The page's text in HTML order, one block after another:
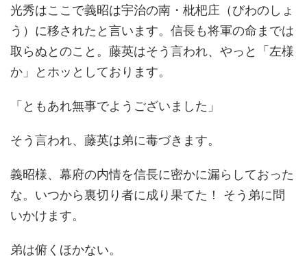
光秀はここで義昭は宇治の南・枇杷庄（びわのしょ
う）に移されたと言います。信長も将軍の命までは
取らぬとのこと。藤英はそう言われ、やっと「左様
か」とホッとしております。
「ともあれ無事でようございました」
そう言われ、藤英は弟に毒づきます。
義昭様、幕府の内情を信長に密かに漏らしておった
な。いつから裏切り者に成り果てた！ そう弟に問
いかけます。
弟は俯くほかない。